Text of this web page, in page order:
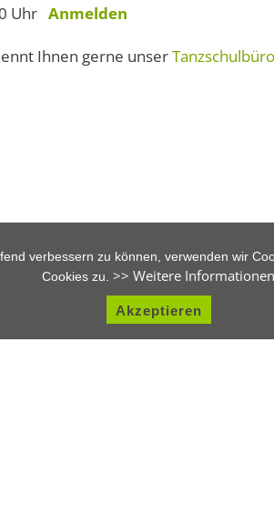
Uhr Anmelden
Ihnen gerne unserTanzschulbüro
verbessern zu können, verwenden wir
Cookies zu. >> Weitere Informationen
Akzeptieren